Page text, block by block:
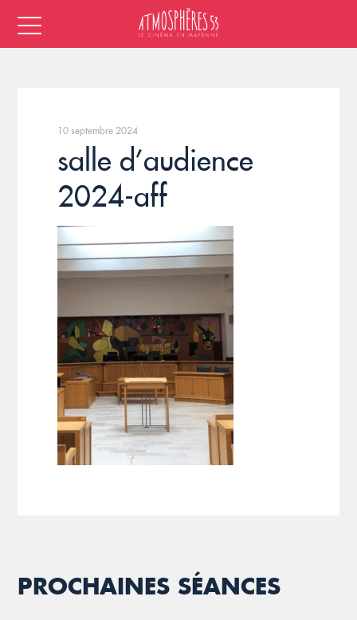
10 septembre 2024
salle d’audience
2024-aff
PROCHAINES SÉANCES